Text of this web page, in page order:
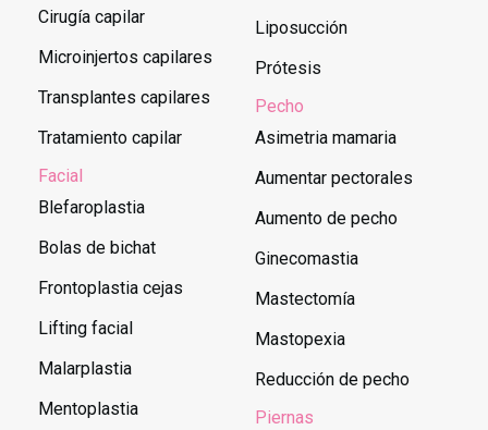
Cirugía capilar
Microinjertos capilares
Transplantes capilares
Tratamiento capilar
Facial
Blefaroplastia
Bolas de bichat
Frontoplastia cejas
Lifting facial
Malarplastia
Mentoplastia
Liposucción
Prótesis
Pecho
Asimetria mamaria
Aumentar pectorales
Aumento de pecho
Ginecomastia
Mastectomía
Mastopexia
Reducción de pecho
Piernas